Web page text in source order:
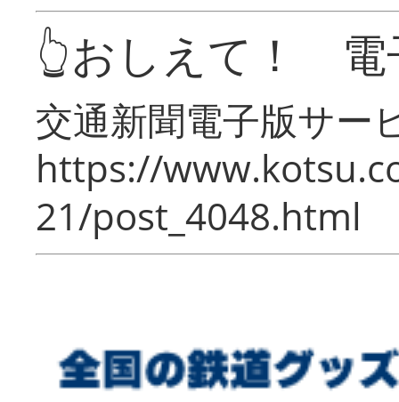
👆おしえて！ 電
交通新聞電子版サー
https://
21/post_4048.html